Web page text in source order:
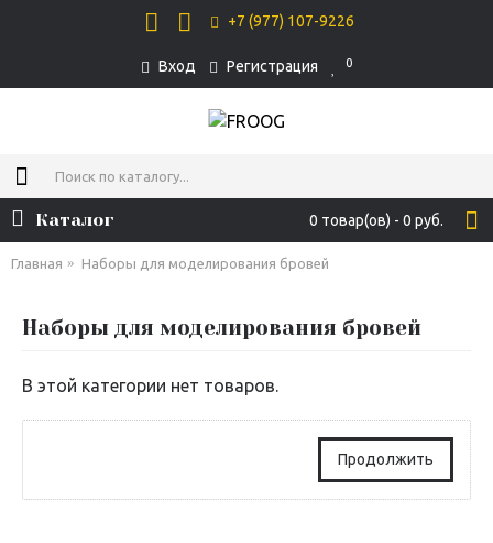
+7 (977) 107-9226
Вход Регистрация 0
0 товар(ов) - 0 руб.
Каталог
Главная Наборы для моделирования бровей
Наборы для моделирования бровей
В этой категории нет товаров.
Продолжить